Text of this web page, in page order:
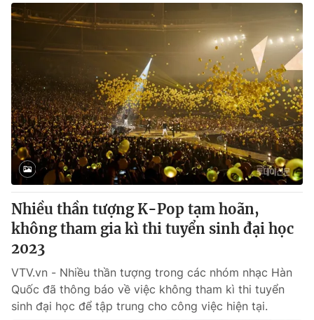
Nhiều thần tượng K-Pop tạm hoãn,
không tham gia kì thi tuyển sinh đại học
2023
VTV.vn - Nhiều thần tượng trong các nhóm nhạc Hàn
Quốc đã thông báo về việc không tham kì thi tuyển
sinh đại học để tập trung cho công việc hiện tại.